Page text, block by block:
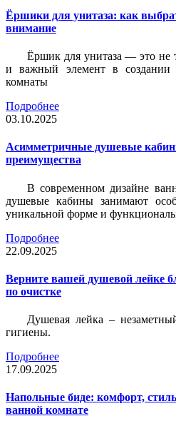
Ёршики для унитаза: как
внимание
Ёршик для унитаза — это не
и важный элемент в
комнаты
Подробнее
03.10.2025
Асимметричные душевые
преимущества
В современном дизайне
душевые кабины занимают
уникальной форме и
Подробнее
22.09.2025
Верните вашей душевой лейке
по очистке
Душевая лейка –
гигиены.
Подробнее
17.09.2025
Напольные биде: комфорт,
ванной комнате